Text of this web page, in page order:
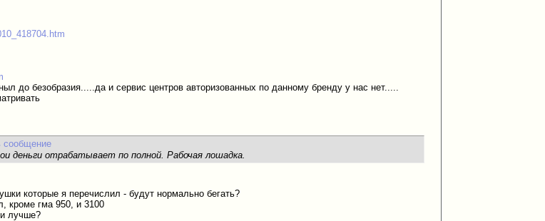
до безобразия.....да и сервис центров авторизованных по данному бренду у нас нет.....
деньги отрабатывает по полной. Рабочая лошадка.
которые я перечислил - будут нормально бегать?
кроме гма 950, и 3100
лучше?